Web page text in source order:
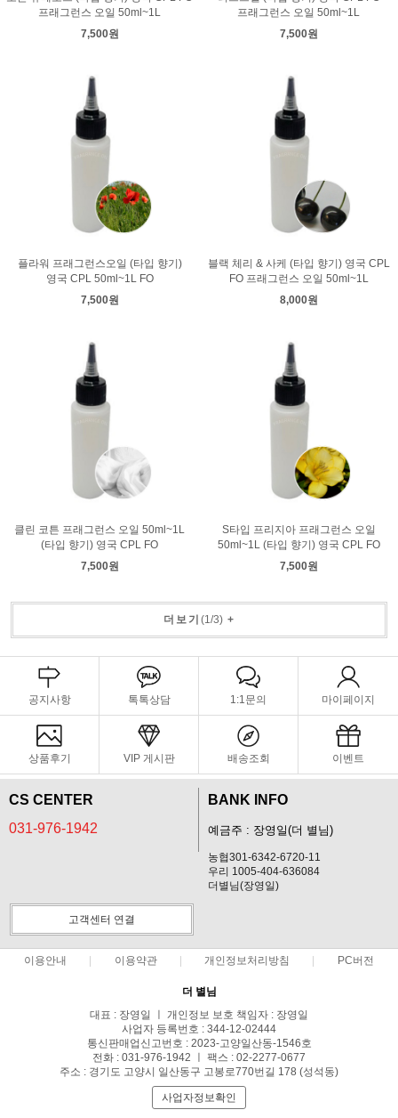
프래그런스 오일 50ml~1L
7,500원
프래그런스 오일 50ml~1L
7,500원
플라워 프래그런스오일 (타입 향기)
영국 CPL 50ml~1L FO
7,500원
블랙 체리 & 사케 (타입 향기) 영국 CPL
FO 프래그런스 오일 50ml~1L
8,000원
클린 코튼 프래그런스 오일 50ml~1L
(타입 향기) 영국 CPL FO
7,500원
S타입 프리지아 프래그런스 오일
50ml~1L (타입 향기) 영국 CPL FO
7,500원
더보기 (1/3)+
공지사항 톡톡상담 1:1문의 마이페이지
상품후기 VIP 게시판 배송조회 이벤트
CS CENTER
031-976-1942
BANK INFO
예금주 : 장영일(더 별님)
농협301-6342-6720-11
우리 1005-404-636084
더별님(장영일)
고객센터 연결
이용안내 이용약관 개인정보처리방침 PC버전
더 별님
대표 : 장영일 ㅣ 개인정보 보호 책임자 : 장영일
사업자 등록번호 : 344-12-02444
통신판매업신고번호 : 2023-고양일산동-1546호
전화 : 031-976-1942 ㅣ 팩스 : 02-2277-0677
주소 : 경기도 고양시 일산동구 고봉로770번길 178 (성석동)
사업자정보확인